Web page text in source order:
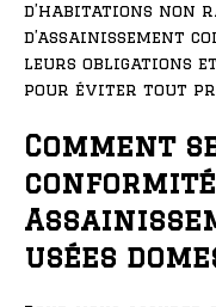
d’habitations non
d’assainissement
leurs obligations
pour éviter tout
Comment
usées